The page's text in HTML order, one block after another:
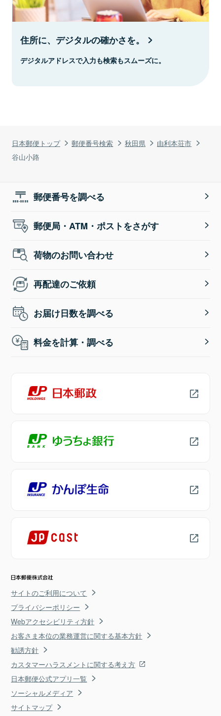
日本郵便トップ 郵便番号検索 秋田県
由利本荘市
谷山小路
住所に、デジタルの確かさを。
デジタルアドレスで入力も検索もスムーズに。
郵便番号を調べる
郵便局・ATM・ポストをさがす
荷物のお問い合わせ
再配達のご依頼
お届け日数を調べる
料金を計算・調べる
サイトのご利用について
プライバシーポリシー
Webアクセシビリティ方針
お客さま本位の業務運営に関する基本方針
勧誘方針
カスタマーハラスメントに関する考え方
日本郵便公式アプリ一覧
ソーシャルメディア
サイトマップ